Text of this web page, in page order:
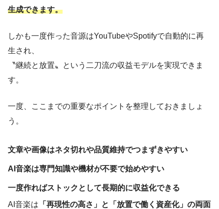
生成できます。
しかも一度作った音源はYouTubeやSpotifyで自動的に再
生され、
〝継続と放置〟という二刀流の収益モデルを実現できま
す。
一度、ここまでの重要なポイントを整理しておきましょ
う。
文章や画像はネタ切れや品質維持でつまずきやすい
AI音楽は専門知識や機材が不要で始めやすい
一度作ればストックとして長期的に収益化できる
AI音楽は 「再現性の高さ」と「放置で働く資産化」の両面